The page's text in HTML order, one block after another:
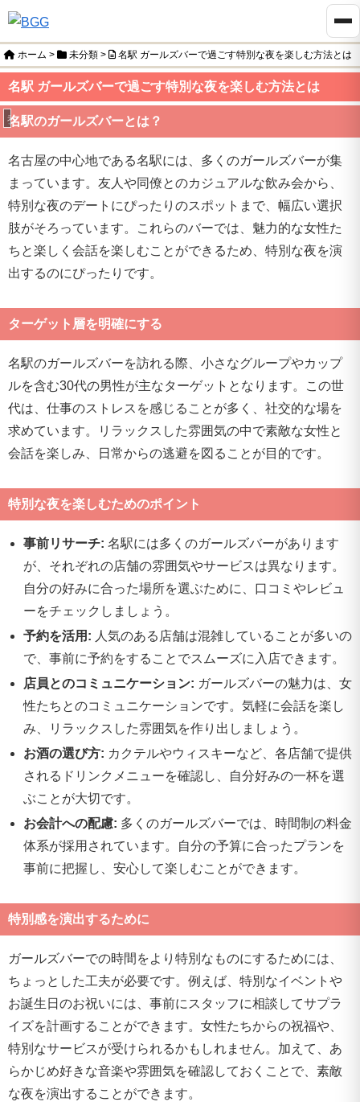
ホーム > 未分類 > 名駅 ガールズバーで過ごす特別な夜を楽しむ方法とは
名駅 ガールズバーで過ごす特別な夜を楽しむ方法とは
未分類
名駅のガールズバーとは？
名古屋の中心地である名駅には、多くのガールズバーが集
まっています。友人や同僚とのカジュアルな飲み会から、
特別な夜のデートにぴったりのスポットまで、幅広い選択
肢がそろっています。これらのバーでは、魅力的な女性た
ちと楽しく会話を楽しむことができるため、特別な夜を演
出するのにぴったりです。
ターゲット層を明確にする
名駅のガールズバーを訪れる際、小さなグループやカップ
ルを含む30代の男性が主なターゲットとなります。この世
代は、仕事のストレスを感じることが多く、社交的な場を
求めています。リラックスした雰囲気の中で素敵な女性と
会話を楽しみ、日常からの逃避を図ることが目的です。
特別な夜を楽しむためのポイント
事前リサーチ: 名駅には多くのガールズバーがあります
が、それぞれの店舗の雰囲気やサービスは異なります。
自分の好みに合った場所を選ぶために、口コミやレビュ
ーをチェックしましょう。
予約を活用: 人気のある店舗は混雑していることが多いの
で、事前に予約をすることでスムーズに入店できます。
店員とのコミュニケーション: ガールズバーの魅力は、女
性たちとのコミュニケーションです。気軽に会話を楽し
み、リラックスした雰囲気を作り出しましょう。
お酒の選び方: カクテルやウィスキーなど、各店舗で提供
されるドリンクメニューを確認し、自分好みの一杯を選
ぶことが大切です。
お会計への配慮: 多くのガールズバーでは、時間制の料金
体系が採用されています。自分の予算に合ったプランを
事前に把握し、安心して楽しむことができます。
特別感を演出するために
ガールズバーでの時間をより特別なものにするためには、
ちょっとした工夫が必要です。例えば、特別なイベントや
お誕生日のお祝いには、事前にスタッフに相談してサプラ
イズを計画することができます。女性たちからの祝福や、
特別なサービスが受けられるかもしれません。加えて、あ
らかじめ好きな音楽や雰囲気を確認しておくことで、素敵
な夜を演出することができます。